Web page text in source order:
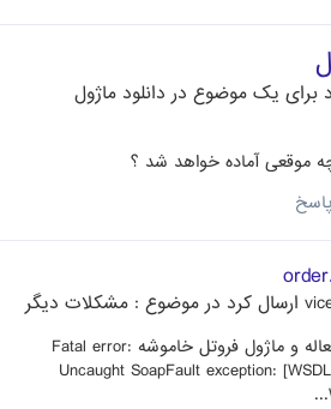
برای یک موضوع در دانلود ماژول
موقعی آماده خواهد شد ؟
ارسال کرد در موضوع : مشکلات دیگر
در ضمن soap روی سرور فعاله و ماژول فروتل خاموشه Fatal error:
Uncaught SoapFault exception: